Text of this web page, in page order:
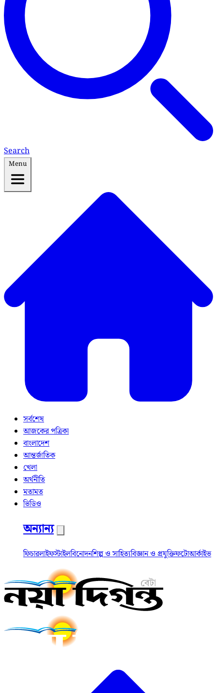
Search
Menu
সর্বশেষ
আজকের পত্রিকা
বাংলাদেশ
আন্তর্জাতিক
খেলা
অর্থনীতি
মতামত
ভিডিও
অন্যান্য
ফিচারলাইফস্টাইলবিনোদনশিল্প ও সাহিত্যবিজ্ঞান ও প্রযুক্তিফটোআর্কাইভ